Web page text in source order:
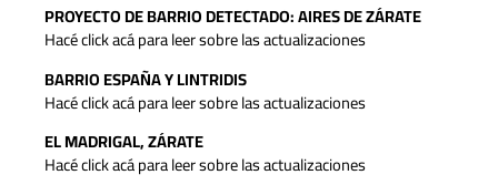
PROYECTO DE BARRIO DETECTADO: AIRES DE ZÁRATE
Hacé click acá para leer sobre las actualizaciones
BARRIO ESPAÑA Y LINTRIDIS
Hacé click acá para leer sobre las actualizaciones
EL MADRIGAL, ZÁRATE
Hacé click acá para leer sobre las actualizaciones